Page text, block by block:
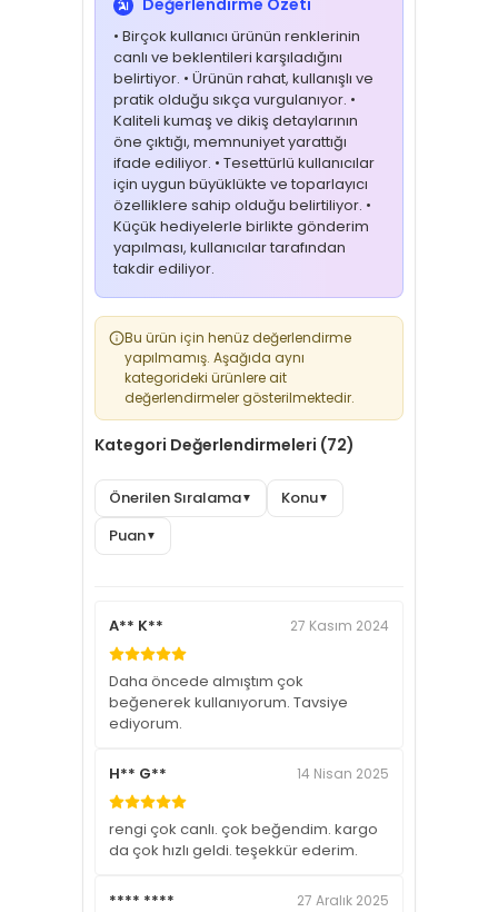
Değerlendirme Özeti
• Birçok kullanıcı ürünün renklerinin
canlı ve beklentileri karşıladığını
belirtiyor. • Ürünün rahat, kullanışlı ve
pratik olduğu sıkça vurgulanıyor. •
Kaliteli kumaş ve dikiş detaylarının
öne çıktığı, memnuniyet yarattığı
ifade ediliyor. • Tesettürlü kullanıcılar
için uygun büyüklükte ve toparlayıcı
özelliklere sahip olduğu belirtiliyor. •
Küçük hediyelerle birlikte gönderim
yapılması, kullanıcılar tarafından
takdir ediliyor.
Bu ürün için henüz değerlendirme
yapılmamış. Aşağıda aynı
kategorideki ürünlere ait
değerlendirmeler gösterilmektedir.
Kategori Değerlendirmeleri (72)
Önerilen Sıralama▼ Konu▼
Puan▼
A** K** 27 Kasım 2024
Daha öncede almıştım çok
beğenerek kullanıyorum. Tavsiye
ediyorum.
H** G** 14 Nisan 2025
rengi çok canlı. çok beğendim. kargo
da çok hızlı geldi. teşekkür ederim.
**** **** 27 Aralık 2025